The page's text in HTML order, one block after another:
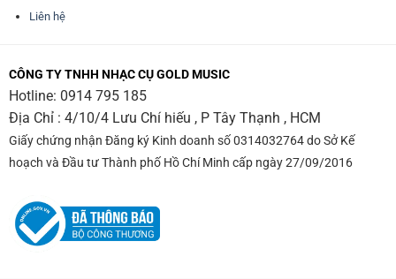
Liên hệ
CÔNG TY TNHH NHẠC CỤ GOLD MUSIC
Hotline: 0914 795 185
Địa Chỉ : 4/10/4 Lưu Chí hiếu , P Tây Thạnh , HCM
Giấy chứng nhận Đăng ký Kinh doanh số 0314032764 do Sở Kế
hoạch và Đầu tư Thành phố Hồ Chí Minh cấp ngày 27/09/2016